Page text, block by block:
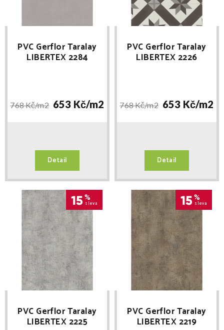
PVC Gerflor Taralay
LIBERTEX 2284
768 Kč/m2 653 Kč/m2
Detail
PVC Gerflor Taralay
LIBERTEX 2226
768 Kč/m2 653 Kč/m2
Detail
15 %
sleva
PVC Gerflor Taralay
LIBERTEX 2225
15 %
sleva
PVC Gerflor Taralay
LIBERTEX 2219